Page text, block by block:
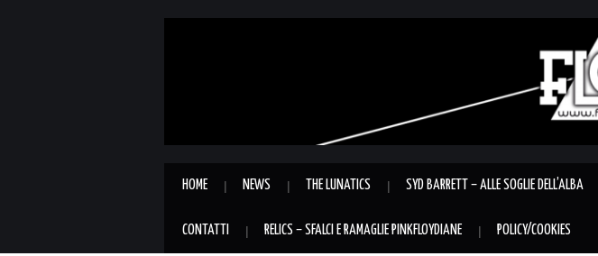
HOME NEWS THE LUNATICS SYD BARRETT – ALLE SOGLIE DELL’ALBA
CONTATTI RELICS – SFALCI E RAMAGLIE PINKFLOYDIANE POLICY/COOKIES